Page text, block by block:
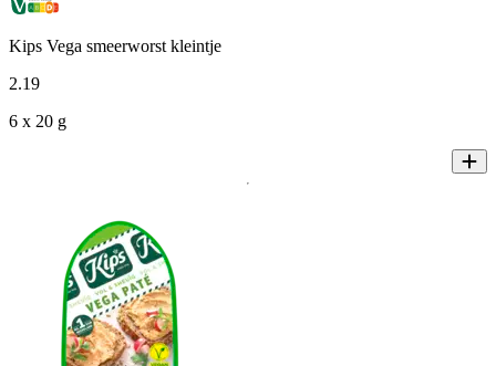
Kips Vega smeerworst kleintje
2.19
6 x 20 g